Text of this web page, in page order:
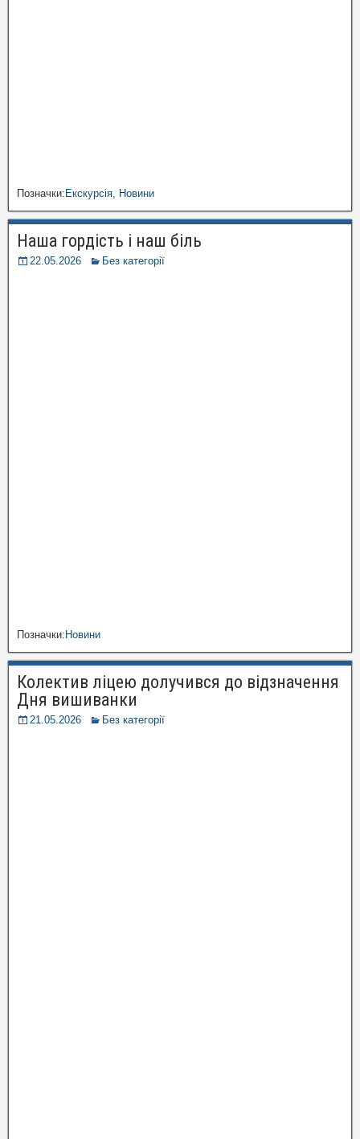
Позначки:Екскурсія Новини
Наша гордість і наш біль
22.05.2026 Без категорії
Позначки:Новини
Колектив ліцею долучився до відзначення
Дня вишиванки
21.05.2026 Без категорії